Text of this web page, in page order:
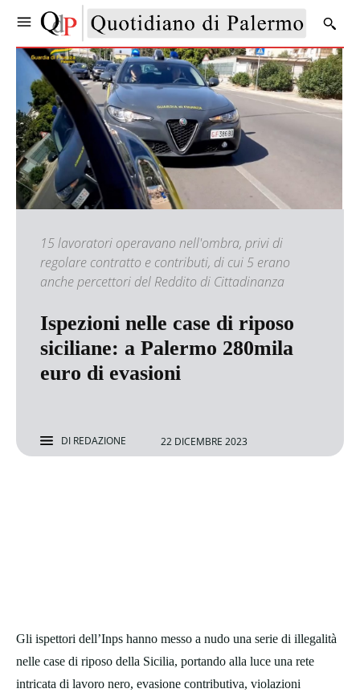
15 lavoratori operavano nell'ombra, privi di
regolare contratto e contributi, di cui 5 erano
anche percettori del Reddito di Cittadinanza
Ispezioni nelle case di riposo
siciliane: a Palermo 280mila
euro di evasioni
DI REDAZIONE 22 DICEMBRE 2023
Gli ispettori dell’Inps hanno messo a nudo una serie di illegalità
nelle case di riposo della Sicilia, portando alla luce una rete
intricata di lavoro nero, evasione contributiva, violazioni